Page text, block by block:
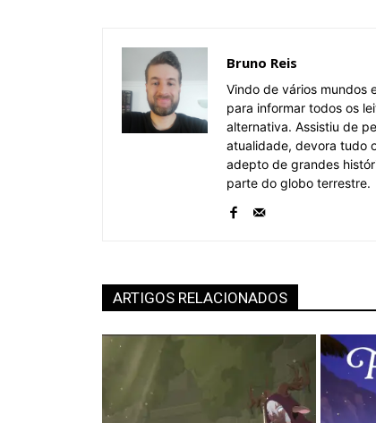
Bruno Reis
Vindo de vários mundos
para informar todos os
alternativa. Assistiu de
atualidade, devora tudo
adepto de grandes
parte do globo terrestre.
ARTIGOS RELACIONADOS